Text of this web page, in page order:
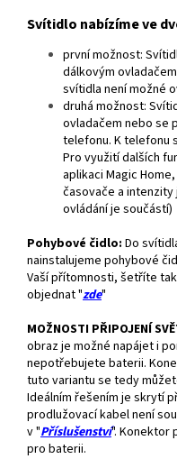
Svítidlo nabízíme ve
první možnost: S
dálkovým
svítidla není možné
druhá možnost:
ovladačem nebo se
telefonu. K telefonu
Pro využití dalších
aplikaci Magic
časovače a intenzity
ovládání je součástí)
Pohybové čidlo: Do
nainstalujeme pohybové
Vaší přítomnosti, šetříte
objednat "zde"
MOŽNOSTI PŘIPOJENÍ
obraz je možné napájet i
nepotřebujete baterii.
tuto variantu se tedy
Ideálním řešením je skrytí
prodlužovací kabel není
v "Příslušenství". Konektor
pro baterii.